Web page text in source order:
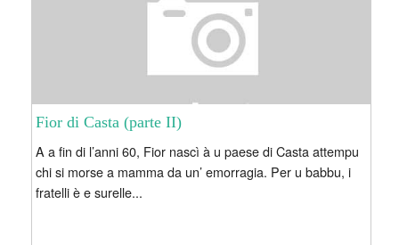
Fior di Casta (parte II)
A a fin di l’anni 60, Fior nascì à u paese di Casta attempu
chi si morse a mamma da un’ emorragia. Per u babbu, i
fratelli è e surelle...